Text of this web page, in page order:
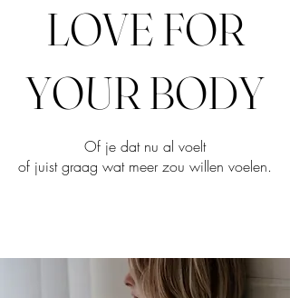
LOVE FOR
YOUR BODY
Of je dat nu al voelt
of juist graag wat meer zou willen voelen.